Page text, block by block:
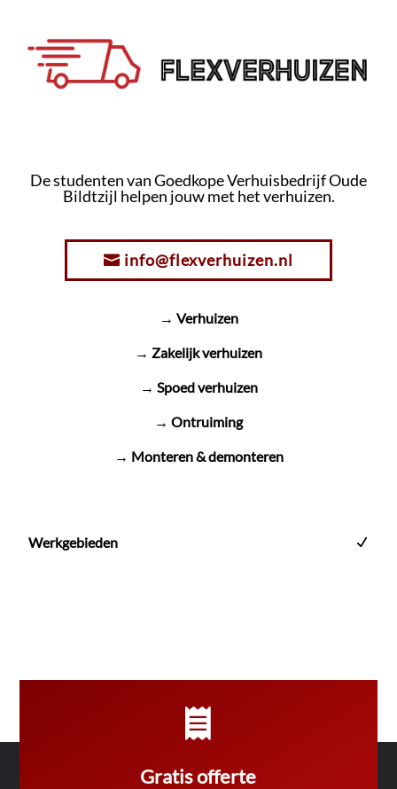
De studenten van Goedkope Verhuisbedrijf Oude
Bildtzijl helpen jouw met het verhuizen.
info@flexverhuizen.nl
→ Verhuizen
→ Zakelijk verhuizen
→ Spoed verhuizen
→ Ontruiming
→ Monteren & demonteren
Werkgebieden

Gratis offerte